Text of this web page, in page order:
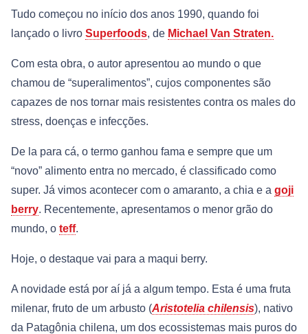
Tudo começou no início dos anos 1990, quando foi
lançado o livro Superfoods, de Michael Van Straten.
Com esta obra, o autor apresentou ao mundo o que
chamou de “superalimentos”, cujos componentes são
capazes de nos tornar mais resistentes contra os males do
stress, doenças e infecções.
De la para cá, o termo ganhou fama e sempre que um
“novo” alimento entra no mercado, é classificado como
super. Já vimos acontecer com o amaranto, a chia e a goji
berry. Recentemente, apresentamos o menor grão do
mundo, o teff.
Hoje, o destaque vai para a maqui berry.
A novidade está por aí já a algum tempo. Esta é uma fruta
milenar, fruto de um arbusto (Aristotelia chilensis), nativo
da Patagônia chilena, um dos ecossistemas mais puros do